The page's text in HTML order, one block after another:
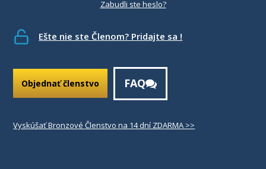
Zabudli ste heslo?
Ešte nie ste Členom? Pridajte sa !
Objednať členstvo FAQ
Vyskúšať Bronzové Členstvo na 14 dní ZDARMA >>